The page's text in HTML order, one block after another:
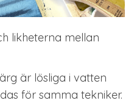
likheterna mellan
är lösliga i vatten
för samma tekniker.